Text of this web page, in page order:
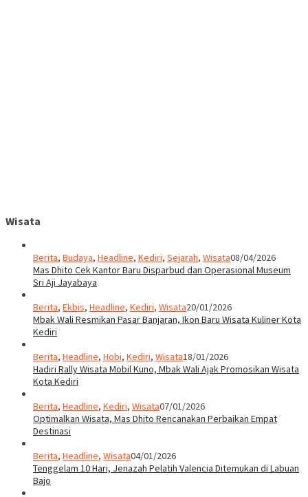
Wisata
Berita, Budaya, Headline, Kediri, Sejarah, Wisata08/04/2026
Mas Dhito Cek Kantor Baru Disparbud dan Operasional Museum
Sri Aji Jayabaya
Berita, Ekbis, Headline, Kediri, Wisata20/01/2026
Mbak Wali Resmikan Pasar Banjaran, Ikon Baru Wisata Kuliner Kota
Kediri
Berita, Headline, Hobi, Kediri, Wisata18/01/2026
Hadiri Rally Wisata Mobil Kuno, Mbak Wali Ajak Promosikan Wisata
Kota Kediri
Berita, Headline, Kediri, Wisata07/01/2026
Optimalkan Wisata, Mas Dhito Rencanakan Perbaikan Empat
Destinasi
Berita, Headline, Wisata04/01/2026
Tenggelam 10 Hari, Jenazah Pelatih Valencia Ditemukan di Labuan
Bajo